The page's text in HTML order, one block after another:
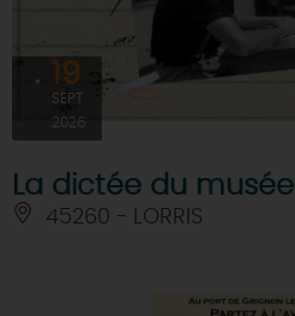
19
SEPT
2026
La dictée du musée
45260 - LORRIS